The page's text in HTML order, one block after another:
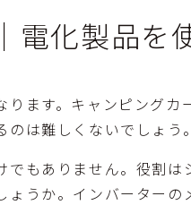
化製品を
ます。キャンピングカ
は難しくないでしょう。
もありません。役割
うか。インバーター